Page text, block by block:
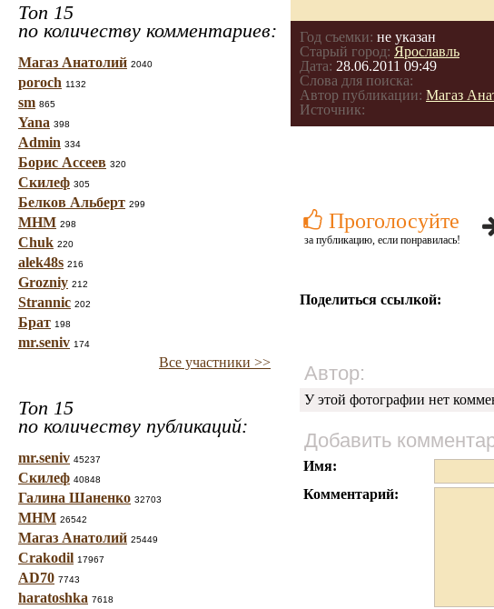
Топ 15
по количеству комментариев:
Магаз Анатолий 2040
poroch 1132
sm 865
Yana 398
Admin 334
Борис Ассеев 320
Скилеф 305
Белков Альберт 299
МНМ 298
Chuk 220
alek48s 216
Grozniy 212
Strannic 202
Брат 198
mr.seniv 174
Все участники >>
Топ 15
по количеству публикаций:
mr.seniv 45237
Скилеф 40848
Галина Шаненко 32703
МНМ 26542
Магаз Анатолий 25449
Crakodil 17967
AD70 7743
haratoshka 7618
Год съемки: не указан
Старый город: Ярославль
Дата: 28.06.2011 09:49
Слова для поиска:
Автор публикации: Магаз
Источник:
Проголосуйте
за публикацию, если понравилась!
Поделиться ссылкой:
Автор:
У этой фотографии нет
Добавить
Имя:
Комментарий: